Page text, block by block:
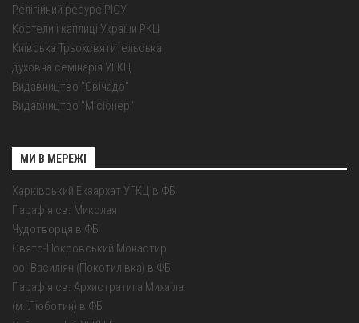
Релігійний ресурс РІСУ
Костели і каплиці України РКЦ
Київська Трьохсвятительська
духовна семінарія УГКЦ
Видавництво "Свічадо"
Видавництво "Місіонер"
МИ В МЕРЕЖІ
Харківський Екзархат УГКЦ в ФБ
Парафія св. Миколая
Чудотворця в ФБ
Свято-Покровський Монастир
оо. Василіян (Покотилівка) в ФБ
Парафія св. Архистратига Михаїла
(м. Люботин) в ФБ